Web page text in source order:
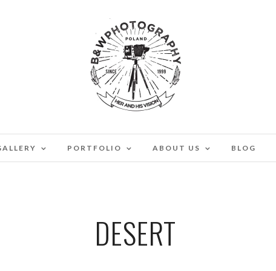
PORTFOLIO ABOUT US BLOG
DESERT